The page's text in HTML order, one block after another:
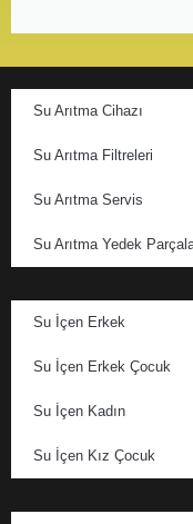
Su Arıtma Cihazı
Su Arıtma Filtreleri
Su Arıtma Servis
Su Arıtma Yedek
Su İçen Erkek
Su İçen Erkek Çocuk
Su İçen Kadın
Su İçen Kız Çocuk